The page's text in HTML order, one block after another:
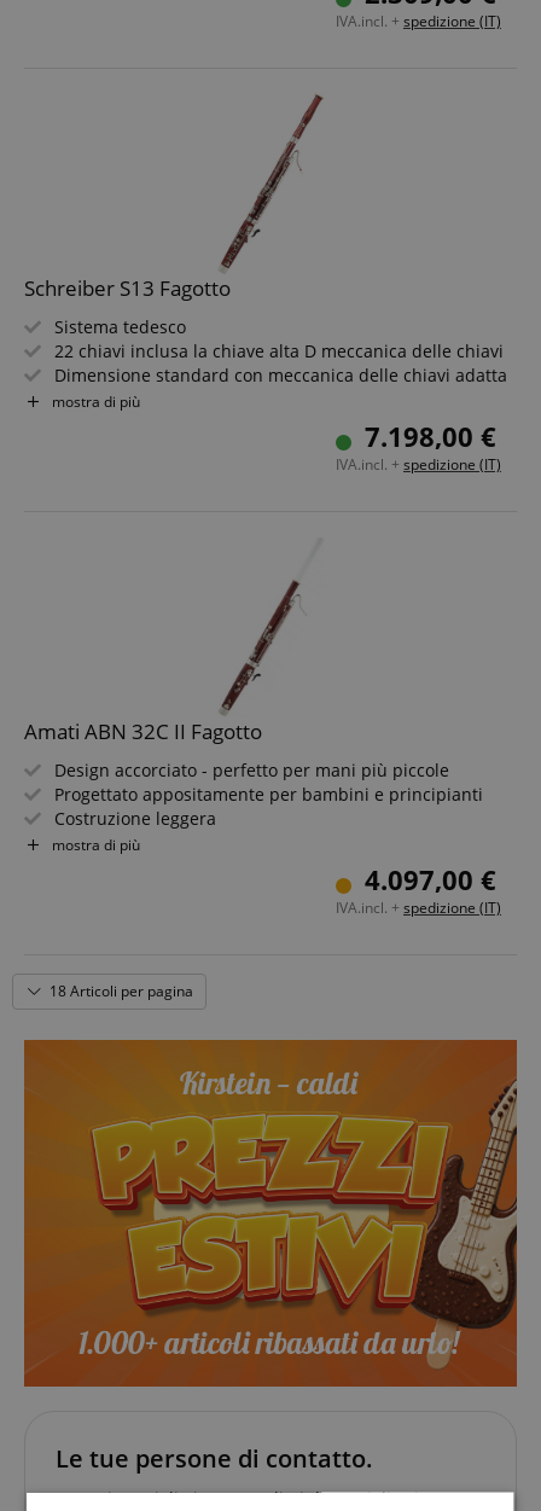
IVA.incl. + spedizione (IT)
Schreiber S13 Fagotto
Sistema tedesco
22 chiavi inclusa la chiave alta D meccanica delle chiavi
Dimensione standard con meccanica delle chiavi adatta
ai bambini
Inclusi custodia, accessori e 2 ance a S
mostra di più
7.198,00 €
IVA.incl. + spedizione (IT)
Amati ABN 32C II Fagotto
Design accorciato - perfetto per mani più piccole
Progettato appositamente per bambini e principianti
Costruzione leggera
Meccanica ergonomica e supporto equilibrato
mostra di più
4.097,00 €
IVA.incl. + spedizione (IT)
18 Articoli per pagina
Le tue persone di contatto.
I nostri specialisti saranno lieti di consigliarti.